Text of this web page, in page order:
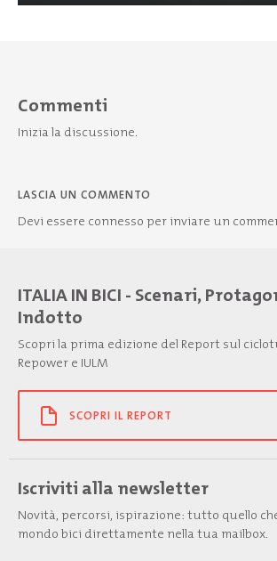
Commenti
Inizia la discussione.
LASCIA UN COMMENTO
Devi essere connesso per inviare un
ITALIA IN BICI - Scenari,
Indotto
Scopri la prima edizione del Report sul
Repower e IULM
SCOPRI IL REPORT
Iscriviti alla newsletter
Novità, percorsi, ispirazione: tutto quello
mondo bici direttamente nella tua mailbox.